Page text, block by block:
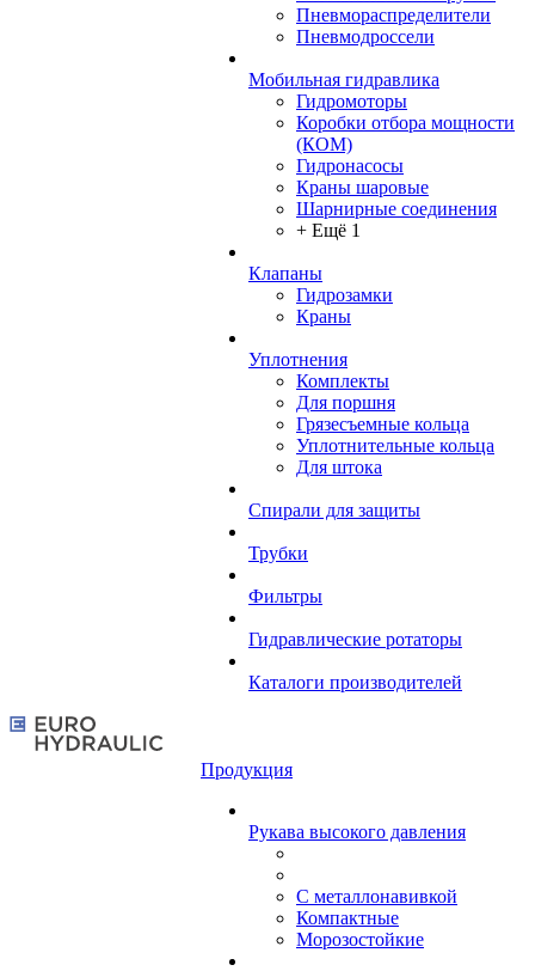
Пневмораспределители
Пневмодроссели
Мобильная гидравлика
Гидромоторы
Коробки отбора мощности
(КОМ)
Гидронасосы
Краны шаровые
Шарнирные соединения
+ Ещё 1
Клапаны
Гидрозамки
Краны
Уплотнения
Комплекты
Для поршня
Грязесъемные кольца
Уплотнительные кольца
Для штока
Спирали для защиты
Трубки
Фильтры
Гидравлические ротаторы
Каталоги производителей
Продукция
Рукава высокого давления
С металлонавивкой
Компактные
Морозостойкие